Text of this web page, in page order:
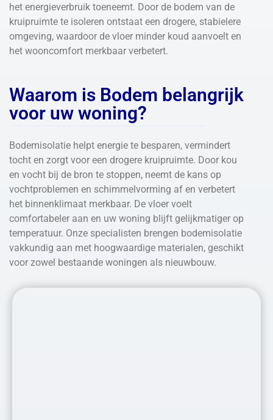
het energieverbruik toeneemt. Door de bodem van de
kruipruimte te isoleren ontstaat een drogere, stabielere
omgeving, waardoor de vloer minder koud aanvoelt en
het wooncomfort merkbaar verbetert.
Waarom is Bodem belangrijk
voor uw woning?
Bodemisolatie helpt energie te besparen, vermindert
tocht en zorgt voor een drogere kruipruimte. Door kou
en vocht bij de bron te stoppen, neemt de kans op
vochtproblemen en schimmelvorming af en verbetert
het binnenklimaat merkbaar. De vloer voelt
comfortabeler aan en uw woning blijft gelijkmatiger op
temperatuur. Onze specialisten brengen bodemisolatie
vakkundig aan met hoogwaardige materialen, geschikt
voor zowel bestaande woningen als nieuwbouw.